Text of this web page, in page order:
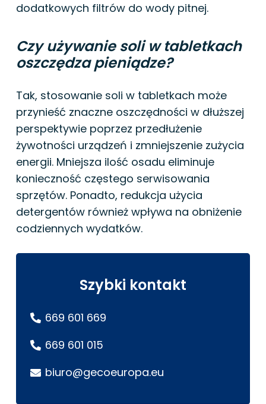
dodatkowych filtrów do wody pitnej.
Czy używanie soli w tabletkach
oszczędza pieniądze?
Tak, stosowanie soli w tabletkach może
przynieść znaczne oszczędności w dłuższej
perspektywie poprzez przedłużenie
żywotności urządzeń i zmniejszenie zużycia
energii. Mniejsza ilość osadu eliminuje
konieczność częstego serwisowania
sprzętów. Ponadto, redukcja użycia
detergentów również wpływa na obniżenie
codziennych wydatków.
Szybki kontakt
669 601 669
669 601 015
biuro@gecoeuropa.eu